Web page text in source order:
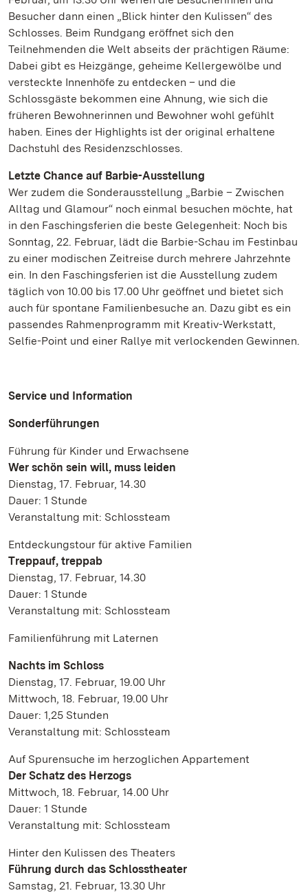
Besucher dann einen „Blick hinter den Kulissen“ des
Schlosses. Beim Rundgang eröffnet sich den
Teilnehmenden die Welt abseits der prächtigen Räume:
Dabei gibt es Heizgänge, geheime Kellergewölbe und
versteckte Innenhöfe zu entdecken – und die
Schlossgäste bekommen eine Ahnung, wie sich die
früheren Bewohnerinnen und Bewohner wohl gefühlt
haben. Eines der Highlights ist der original erhaltene
Dachstuhl des Residenzschlosses.
Letzte Chance auf Barbie-Ausstellung
Wer zudem die Sonderausstellung „Barbie – Zwischen
Alltag und Glamour“ noch einmal besuchen möchte, hat
in den Faschingsferien die beste Gelegenheit: Noch bis
Sonntag, 22. Februar, lädt die Barbie-Schau im Festinbau
zu einer modischen Zeitreise durch mehrere Jahrzehnte
ein. In den Faschingsferien ist die Ausstellung zudem
täglich von 10.00 bis 17.00 Uhr geöffnet und bietet sich
auch für spontane Familienbesuche an. Dazu gibt es ein
passendes Rahmenprogramm mit Kreativ-Werkstatt,
Selfie-Point und einer Rallye mit verlockenden Gewinnen.
Service und Information
Sonderführungen
Führung für Kinder und Erwachsene
Wer schön sein will, muss leiden
Dienstag, 17. Februar, 14.30
Dauer: 1 Stunde
Veranstaltung mit: Schlossteam
Entdeckungstour für aktive Familien
Treppauf, treppab
Dienstag, 17. Februar, 14.30
Dauer: 1 Stunde
Veranstaltung mit: Schlossteam
Familienführung mit Laternen
Nachts im Schloss
Dienstag, 17. Februar, 19.00 Uhr
Mittwoch, 18. Februar, 19.00 Uhr
Dauer: 1,25 Stunden
Veranstaltung mit: Schlossteam
Auf Spurensuche im herzoglichen Appartement
Der Schatz des Herzogs
Mittwoch, 18. Februar, 14.00 Uhr
Dauer: 1 Stunde
Veranstaltung mit: Schlossteam
Hinter den Kulissen des Theaters
Führung durch das Schlosstheater
Samstag, 21. Februar, 13.30 Uhr